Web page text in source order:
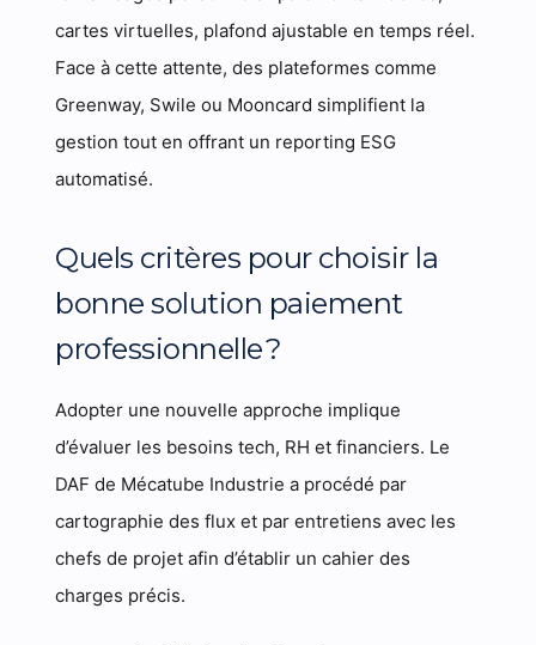
cartes virtuelles, plafond ajustable en temps réel.
Face à cette attente, des plateformes comme
Greenway, Swile ou Mooncard simplifient la
gestion tout en offrant un reporting ESG
automatisé.
Quels critères pour choisir la
bonne solution paiement
professionnelle ?
Adopter une nouvelle approche implique
d’évaluer les besoins tech, RH et financiers. Le
DAF de Mécatube Industrie a procédé par
cartographie des flux et par entretiens avec les
chefs de projet afin d’établir un cahier des
charges précis.